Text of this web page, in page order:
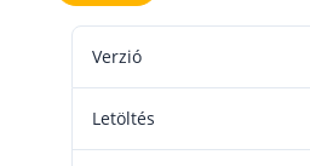
Verzió
Letöltés